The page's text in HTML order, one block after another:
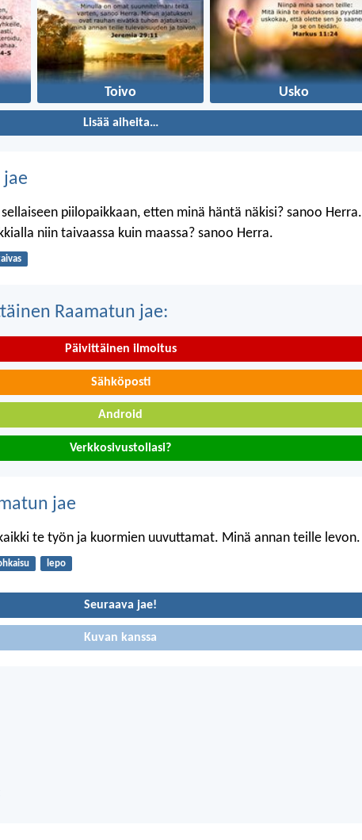
Toivo Usko
Lisää aiheita…
jae
piilopaikkaan, etten minä häntä näkisi? sanoo Herra.
niin taivaassa kuin maassa? sanoo Herra.
Raamatun jae:
Päivittäinen ilmoitus
Sähköposti
Android
Verkkosivustollasi?
jae
te työn ja kuormien uuvuttamat. Minä annan teille levon.
lepo
Seuraava jae!
Kuvan kanssa